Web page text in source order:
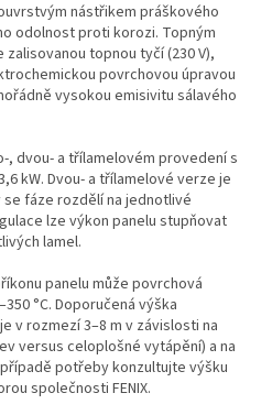
nástřikem práškového
odolnost proti korozi. Topným
topnou tyčí (230 V),
povrchovou úpravou
vysokou emisivitu sálavého
, dvou- a třílamelovém provedení s
kW. Dvou- a třílamelové verze je
se fáze rozdělí na jednotlivé
lze výkon panelu stupňovat
lamel.
panelu může povrchová
°C. Doporučená výška
v rozmezí 3–8 m v závislosti na
versus celoplošné vytápění) a na
potřeby konzultujte výšku
společnosti FENIX.